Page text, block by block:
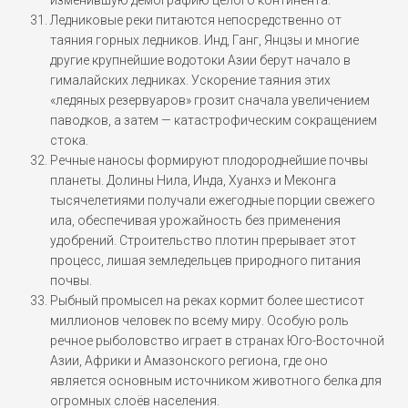
Ледниковые реки питаются непосредственно от
таяния горных ледников. Инд, Ганг, Янцзы и многие
другие крупнейшие водотоки Азии берут начало в
гималайских ледниках. Ускорение таяния этих
«ледяных резервуаров» грозит сначала увеличением
паводков, а затем — катастрофическим сокращением
стока.
Речные наносы формируют плодороднейшие почвы
планеты. Долины Нила, Инда, Хуанхэ и Меконга
тысячелетиями получали ежегодные порции свежего
ила, обеспечивая урожайность без применения
удобрений. Строительство плотин прерывает этот
процесс, лишая земледельцев природного питания
почвы.
Рыбный промысел на реках кормит более шестисот
миллионов человек по всему миру. Особую роль
речное рыболовство играет в странах Юго-Восточной
Азии, Африки и Амазонского региона, где оно
является основным источником животного белка для
огромных слоёв населения.